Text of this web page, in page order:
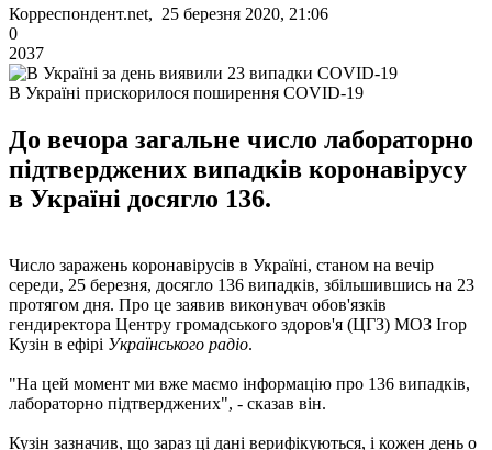
Корреспондент.net, 25 березня 2020, 21:06
0
2037
В Україні прискорилося поширення COVID-19
До вечора загальне число лабораторно
підтверджених випадків коронавірусу
в Україні досягло 136.
Число заражень коронавірусів в Україні, станом на вечір
середи, 25 березня, досягло 136 випадків, збільшившись на 23
протягом дня. Про це заявив виконувач обов'язків
гендиректора Центру громадського здоров'я (ЦГЗ) МОЗ Ігор
Кузін в ефірі Українського радіо.
"На цей момент ми вже маємо інформацію про 136 випадків,
лабораторно підтверджених", - сказав він.
Кузін зазначив, що зараз ці дані верифікуються, і кожен день о